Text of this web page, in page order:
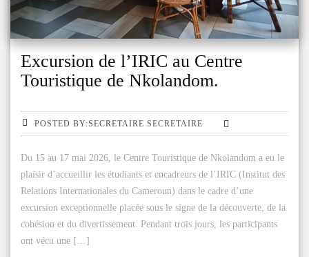
Excursion de l’IRIC au Centre
Touristique de Nkolandom.
POSTED BY:SECRETAIRE SECRETAIRE
Du 15 au 17 mai 2026, le Centre Touristique de Nkolandom a eu le
plaisir d’accueillir les étudiants et encadreurs de l’IRIC (Institut des
Relations Internationales du Cameroun) dans le cadre d’une
excursion exceptionnelle placée sous le signe de la découverte, de la
cohésion et du divertissement. Pendant trois jours, les participants
ont vécu une […]